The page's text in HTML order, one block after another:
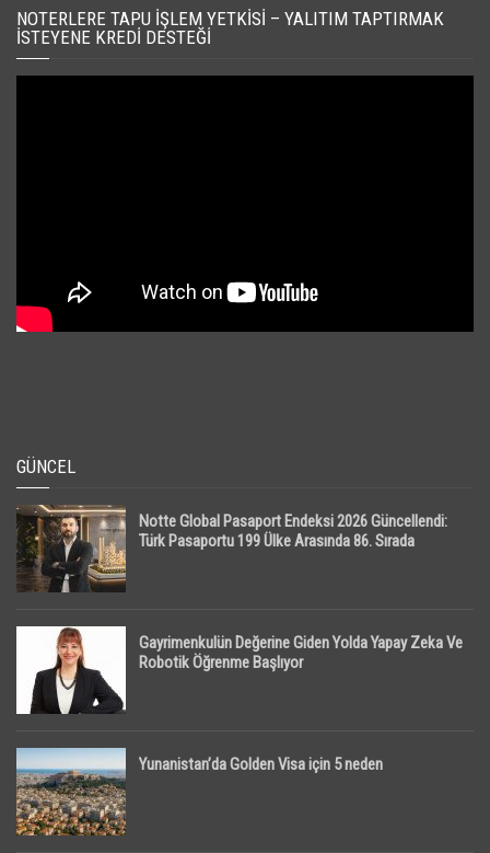
NOTERLERE TAPU İŞLEM YETKISI – YALITIM TAPTIRMAK
İSTEYENE KREDI DESTEĞI
GÜNCEL
Notte Global Pasaport Endeksi 2026 Güncellendi:
Türk Pasaportu 199 Ülke Arasında 86. Sırada
Gayrimenkulün Değerine Giden Yolda Yapay Zeka Ve
Robotik Öğrenme Başlıyor
Yunanistan’da Golden Visa için 5 neden